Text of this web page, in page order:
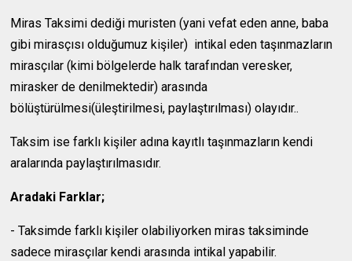
Miras Taksimi dediği muristen (yani vefat eden anne, baba
gibi mirasçısı olduğumuz kişiler) intikal eden taşınmazların
mirasçılar (kimi bölgelerde halk tarafından veresker,
mirasker de denilmektedir) arasında
bölüştürülmesi(üleştirilmesi, paylaştırılması) olayıdır..
Taksim ise farklı kişiler adına kayıtlı taşınmazların kendi
aralarında paylaştırılmasıdır.
Aradaki Farklar;
- Taksimde farklı kişiler olabiliyorken miras taksiminde
sadece mirasçılar kendi arasında intikal yapabilir.